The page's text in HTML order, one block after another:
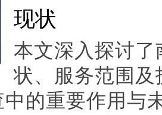
现状
本文深入探讨
状、服务范围
的重要作用与